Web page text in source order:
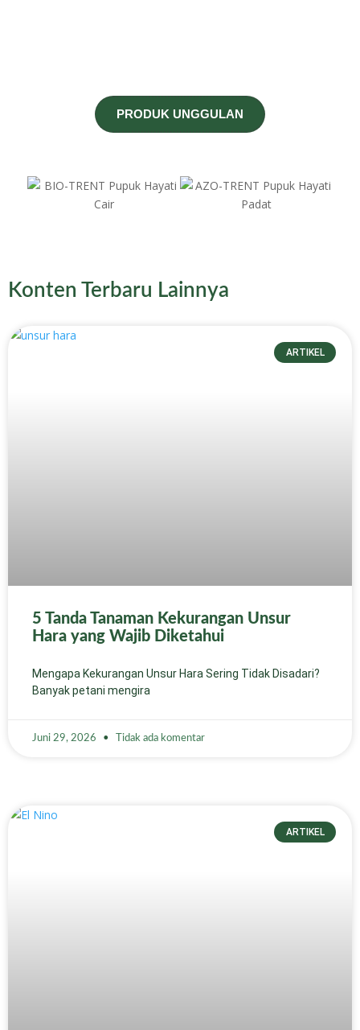
PRODUK UNGGULAN
Konten Terbaru Lainnya
ARTIKEL
5 Tanda Tanaman Kekurangan Unsur
Hara yang Wajib Diketahui
Mengapa Kekurangan Unsur Hara Sering Tidak Disadari?
Banyak petani mengira
Juni 29, 2026 Tidak ada komentar
ARTIKEL